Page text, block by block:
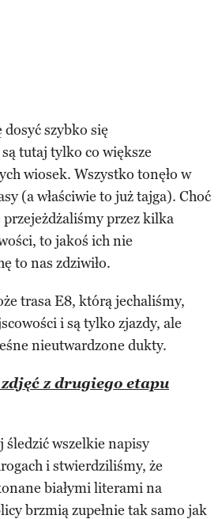
szybko się
tutaj tylko co większe
wiosek. Wszystko tonęło w
(a właściwie to już tajga). Choć
przejeżdżaliśmy przez kilka
to jakoś ich nie
to nas zdziwiło.
trasa E8, którą jechaliśmy,
i są tylko zjazdy, ale
nieutwardzone dukty.
z drugiego etapu
śledzić wszelkie napisy
i stwierdziliśmy, że
białymi literami na
brzmią zupełnie tak samo jak